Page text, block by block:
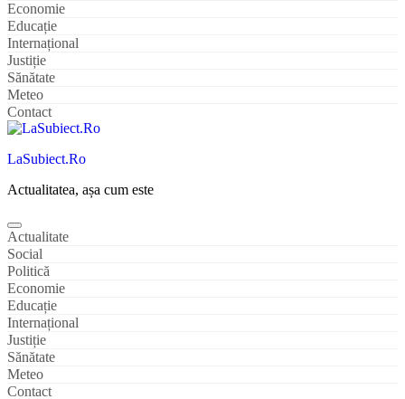
Economie
Educație
Internațional
Justiție
Sănătate
Meteo
Contact
LaSubiect.Ro
Actualitatea, așa cum este
Actualitate
Social
Politică
Economie
Educație
Internațional
Justiție
Sănătate
Meteo
Contact